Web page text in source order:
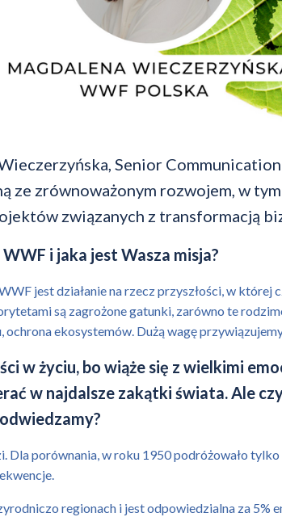
Senior
ze zrównoważonym rozwojem, w
związanych z transformacją
i jaka jest Wasza misja?
jest działanie na rzecz przyszłości, w której
są zagrożone gatunki, zarówno te
ekosystemów. Dużą wagę
w życiu, bo wiąże się z wielkimi
w najdalsze zakątki świata. Ale
Dla porównania, w roku 1950 podróżowało
regionach i jest odpowiedzialna za 5%